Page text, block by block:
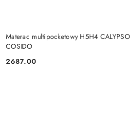
Materac multipocketowy H5H4
COSIDO
Cena:
2687.00